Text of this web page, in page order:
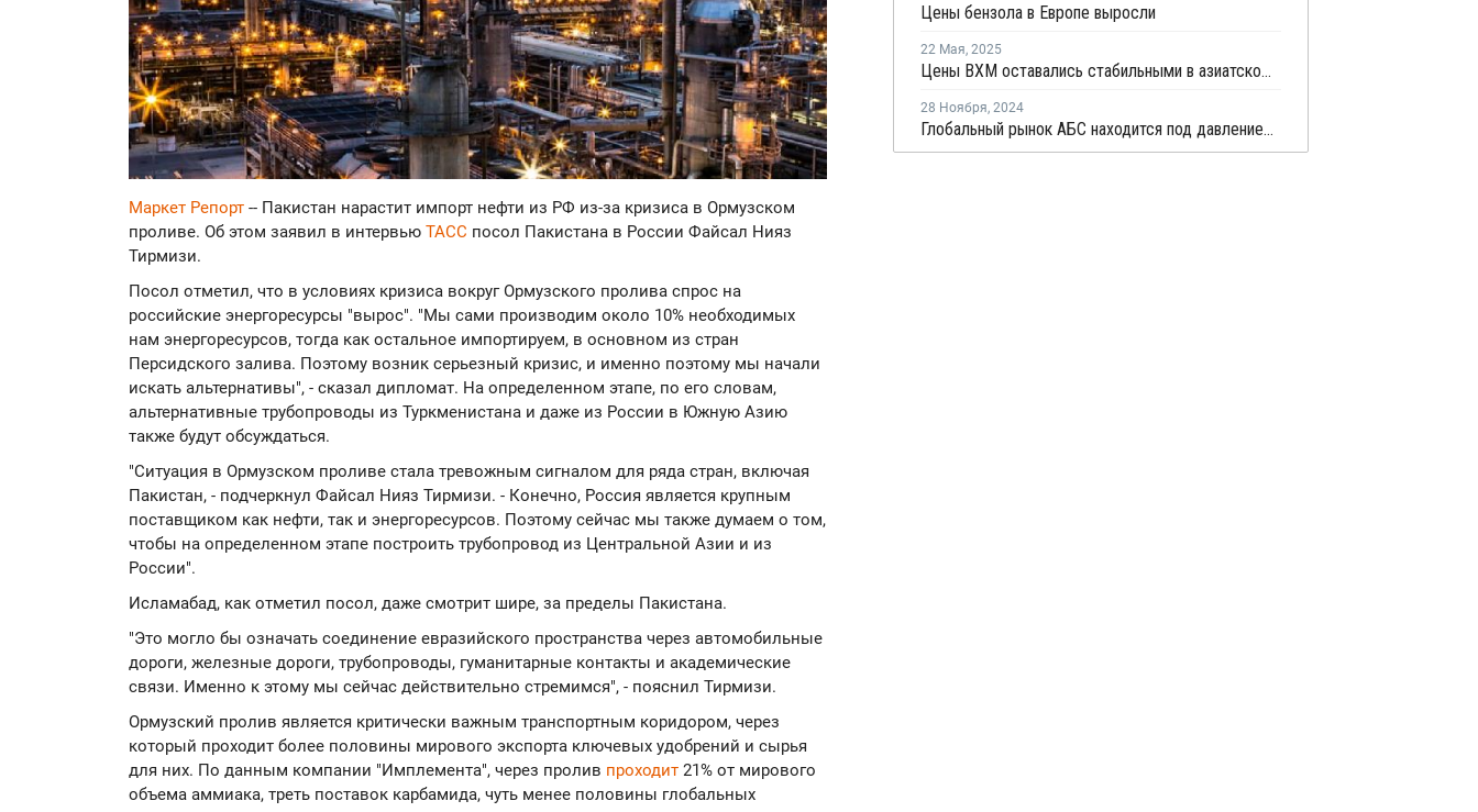
Маркет Репорт -- Пакистан нарастит импорт нефти из РФ из-за кризиса в Ормузском
проливе. Об этом заявил в интервью ТАСС посол Пакистана в России Файсал Нияз
Тирмизи.
Посол отметил, что в условиях кризиса вокруг Ормузского пролива спрос на
российские энергоресурсы "вырос". "Мы сами производим около 10% необходимых
нам энергоресурсов, тогда как остальное импортируем, в основном из стран
Персидского залива. Поэтому возник серьезный кризис, и именно поэтому мы начали
искать альтернативы", - сказал дипломат. На определенном этапе, по его словам,
альтернативные трубопроводы из Туркменистана и даже из России в Южную Азию
также будут обсуждаться.
"Ситуация в Ормузском проливе стала тревожным сигналом для ряда стран, включая
Пакистан, - подчеркнул Файсал Нияз Тирмизи. - Конечно, Россия является крупным
поставщиком как нефти, так и энергоресурсов. Поэтому сейчас мы также думаем о том,
чтобы на определенном этапе построить трубопровод из Центральной Азии и из
России".
Исламабад, как отметил посол, даже смотрит шире, за пределы Пакистана.
"Это могло бы означать соединение евразийского пространства через автомобильные
дороги, железные дороги, трубопроводы, гуманитарные контакты и академические
связи. Именно к этому мы сейчас действительно стремимся", - пояснил Тирмизи.
Ормузский пролив является критически важным транспортным коридором, через
который проходит более половины мирового экспорта ключевых удобрений и сырья
для них. По данным компании "Имплемента", через пролив проходит 21% от мирового
объема аммиака, треть поставок карбамида, чуть менее половины глобальных
Цены бензола в Европе выросли
22 Мая, 2025
Цены ВХМ оставались стабильными в азиатском регионе в апреле
28 Ноября, 2024
Глобальный рынок АБС находится под давлением избыточного предложения и слабого спроса